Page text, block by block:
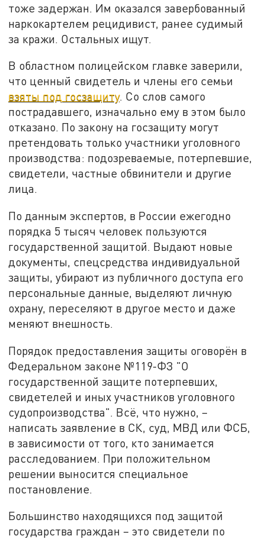
тоже задержан. Им оказался завербованный
наркокартелем рецидивист, ранее судимый
за кражи. Остальных ищут.
В областном полицейском главке заверили,
что ценный свидетель и члены его семьи
взяты под госзащиту. Со слов самого
пострадавшего, изначально ему в этом было
отказано. По закону на госзащиту могут
претендовать только участники уголовного
производства: подозреваемые, потерпевшие,
свидетели, частные обвинители и другие
лица.
По данным экспертов, в России ежегодно
порядка 5 тысяч человек пользуются
государственной защитой. Выдают новые
документы, спецсредства индивидуальной
защиты, убирают из публичного доступа его
персональные данные, выделяют личную
охрану, переселяют в другое место и даже
меняют внешность.
Порядок предоставления защиты оговорён в
Федеральном законе №119-ФЗ "О
государственной защите потерпевших,
свидетелей и иных участников уголовного
судопроизводства". Всё, что нужно, –
написать заявление в СК, суд, МВД или ФСБ,
в зависимости от того, кто занимается
расследованием. При положительном
решении выносится специальное
постановление.
Большинство находящихся под защитой
государства граждан – это свидетели по